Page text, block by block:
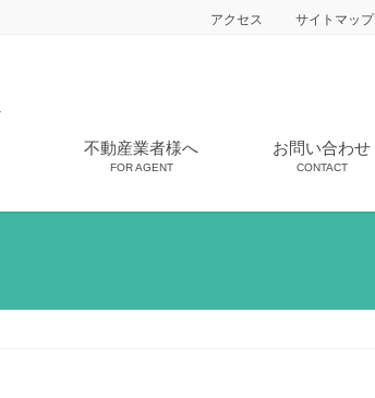
アクセス サイトマップ
不動産業者様へ
FOR AGENT
お問い合わせ
CONTACT